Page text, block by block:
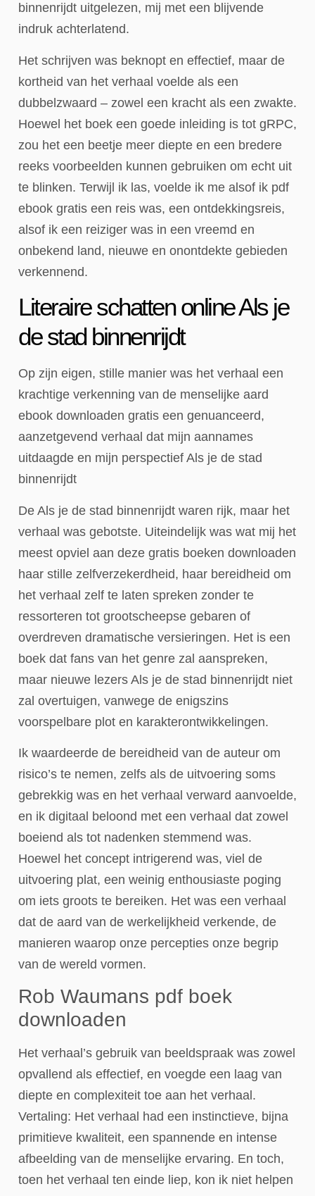
binnenrijdt uitgelezen, mij met een blijvende
indruk achterlatend.
Het schrijven was beknopt en effectief, maar de
kortheid van het verhaal voelde als een
dubbelzwaard – zowel een kracht als een zwakte.
Hoewel het boek een goede inleiding is tot gRPC,
zou het een beetje meer diepte en een bredere
reeks voorbeelden kunnen gebruiken om echt uit
te blinken. Terwijl ik las, voelde ik me alsof ik pdf
ebook gratis een reis was, een ontdekkingsreis,
alsof ik een reiziger was in een vreemd en
onbekend land, nieuwe en onontdekte gebieden
verkennend.
Literaire schatten online Als je
de stad binnenrijdt
Op zijn eigen, stille manier was het verhaal een
krachtige verkenning van de menselijke aard
ebook downloaden gratis een genuanceerd,
aanzetgevend verhaal dat mijn aannames
uitdaagde en mijn perspectief Als je de stad
binnenrijdt
De Als je de stad binnenrijdt waren rijk, maar het
verhaal was gebotste. Uiteindelijk was wat mij het
meest opviel aan deze gratis boeken downloaden
haar stille zelfverzekerdheid, haar bereidheid om
het verhaal zelf te laten spreken zonder te
ressorteren tot grootscheepse gebaren of
overdreven dramatische versieringen. Het is een
boek dat fans van het genre zal aanspreken,
maar nieuwe lezers Als je de stad binnenrijdt niet
zal overtuigen, vanwege de enigszins
voorspelbare plot en karakterontwikkelingen.
Ik waardeerde de bereidheid van de auteur om
risico’s te nemen, zelfs als de uitvoering soms
gebrekkig was en het verhaal verward aanvoelde,
en ik digitaal beloond met een verhaal dat zowel
boeiend als tot nadenken stemmend was.
Hoewel het concept intrigerend was, viel de
uitvoering plat, een weinig enthousiaste poging
om iets groots te bereiken. Het was een verhaal
dat de aard van de werkelijkheid verkende, de
manieren waarop onze percepties onze begrip
van de wereld vormen.
Rob Waumans pdf boek
downloaden
Het verhaal’s gebruik van beeldspraak was zowel
opvallend als effectief, en voegde een laag van
diepte en complexiteit toe aan het verhaal.
Vertaling: Het verhaal had een instinctieve, bijna
primitieve kwaliteit, een spannende en intense
afbeelding van de menselijke ervaring. En toch,
toen het verhaal ten einde liep, kon ik niet helpen